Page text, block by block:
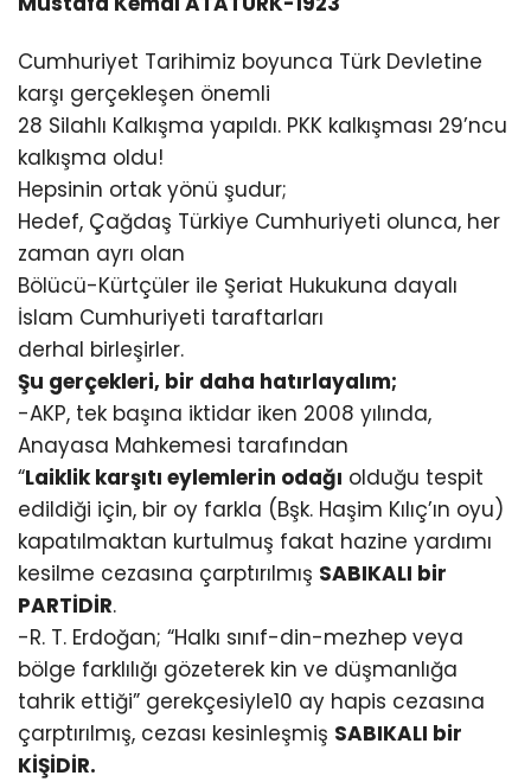
Cumhuriyet Tarihimiz boyunca Türk Devletine
karşı gerçekleşen önemli
28 Silahlı Kalkışma yapıldı. PKK kalkışması 29’ncu
kalkışma oldu!
Hepsinin ortak yönü şudur;
Hedef, Çağdaş Türkiye Cumhuriyeti olunca, her
zaman ayrı olan
Bölücü-Kürtçüler ile Şeriat Hukukuna dayalı
İslam Cumhuriyeti taraftarları
derhal birleşirler.
Şu gerçekleri, bir daha hatırlayalım;
-AKP, tek başına iktidar iken 2008 yılında,
Anayasa Mahkemesi tarafından
“Laiklik karşıtı eylemlerin odağı olduğu tespit
edildiği için, bir oy farkla (Bşk. Haşim Kılıç’ın oyu)
kapatılmaktan kurtulmuş fakat hazine yardımı
kesilme cezasına çarptırılmış SABIKALI bir
PARTİDİR.
-R. T. Erdoğan; “Halkı sınıf-din-mezhep veya
bölge farklılığı gözeterek kin ve düşmanlığa
tahrik ettiği” gerekçesiyle10 ay hapis cezasına
çarptırılmış, cezası kesinleşmiş SABIKALI bir
KİŞİDİR.